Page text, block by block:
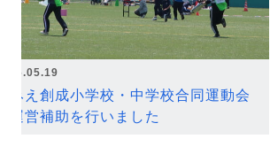
2026.05.19
なみえ創成小学校・中学校合同運動会
の運営補助を行いました